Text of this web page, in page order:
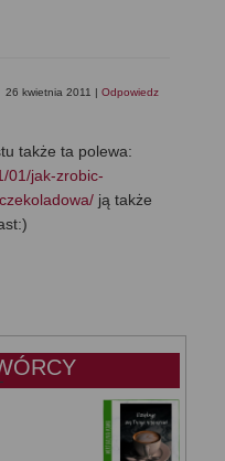
26 kwietnia 2011 | Odpowiedz
także ta polewa:
01/jak-zrobic-
ją także